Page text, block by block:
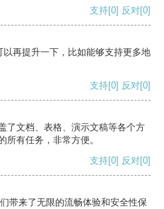
支持[0] 反对[0]
再提升一下，比如能够支持更多地
支持[0] 反对[0]
了文档、表格、演示文稿等各个方
所有任务，非常方便。
支持[0] 反对[0]
带来了无限的流畅体验和安全性保